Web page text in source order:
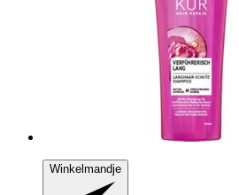
Winkelmandje